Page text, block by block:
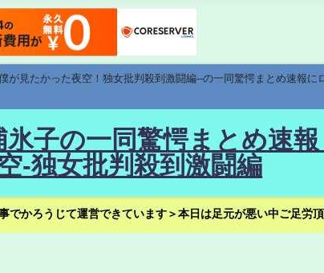
見たかった夜空！独女批判殺到激闘編--の一同驚愕まとめ速報に
子の一同驚愕まとめ速
-独女批判殺到激闘編
かろうじて運営できています＞本日は足元が悪い中ご足労